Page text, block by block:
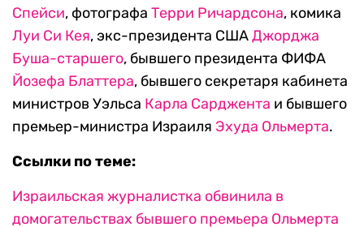
Спейси, фотографа Терри Ричардсона, комика
Луи Си Кея, экс-президента СШАДжорджа
Буша-старшего, бывшего президента ФИФА
Йозефа Блаттера, бывшего секретаря кабинета
министров Уэльса Карла Сарджента и бывшего
премьер-министра Израиля Эхуда Ольмерта.
Ссылки по теме:
Израильская журналистка обвинила в
домогательствах бывшего премьера Ольмерта